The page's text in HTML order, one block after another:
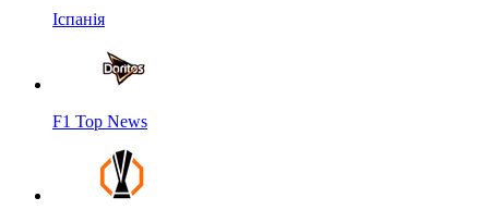
Іспанія
F1 Top News